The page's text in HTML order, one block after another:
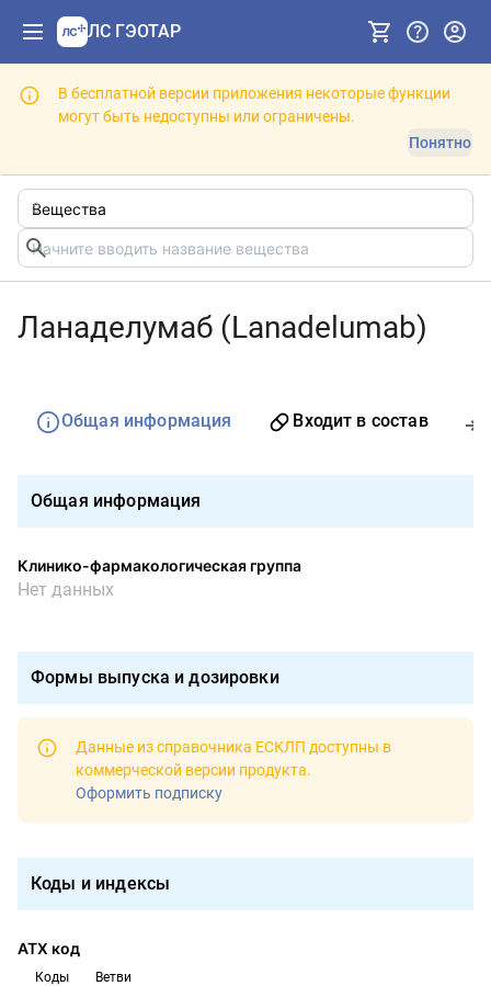
ЛС ГЭОТАР
В бесплатной версии приложения некоторые функции
могут быть недоступны или ограничены.
Понятно
Ланаделумаб (Lanadelumab)
Общая информация Входит в состав
Общая информация
Клинико-фармакологическая группа
Нет данных
Формы выпуска и дозировки
Данные из справочника ЕСКЛП доступны в
коммерческой версии продукта.
Оформить подписку
Коды и индексы
АТХ код
Коды Ветви